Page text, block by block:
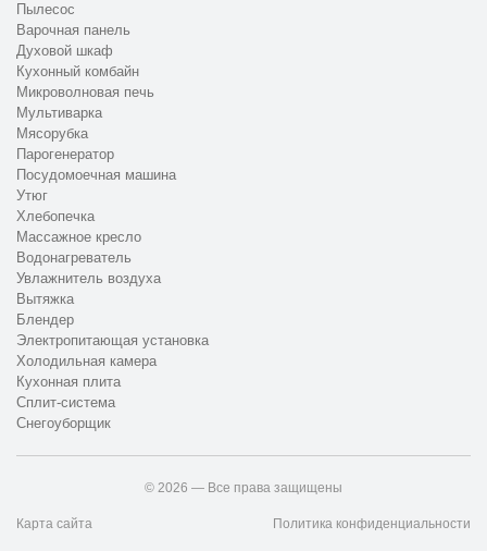
Пылесос
Варочная панель
Духовой шкаф
Кухонный комбайн
Микроволновая печь
Мультиварка
Мясорубка
Парогенератор
Посудомоечная машина
Утюг
Хлебопечка
Массажное кресло
Водонагреватель
Увлажнитель воздуха
Вытяжка
Блендер
Электропитающая установка
Холодильная камера
Кухонная плита
Сплит-система
Снегоуборщик
© 2026 — Все права защищены
Карта сайта Политика конфиденциальности